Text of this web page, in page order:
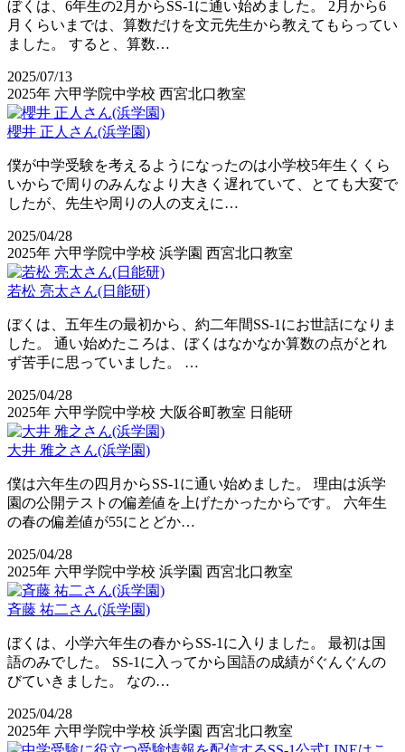
ぼくは、6年生の2月からSS-1に通い始めました。 2月から6
月くらいまでは、算数だけを文元先生から教えてもらってい
ました。 すると、算数…
2025/07/13
2025年 六甲学院中学校 西宮北口教室
櫻井 正人さん(浜学園)
僕が中学受験を考えるようになったのは小学校5年生くくら
いからで周りのみんなより大きく遅れていて、とても大変で
したが、先生や周りの人の支えに…
2025/04/28
2025年 六甲学院中学校 浜学園 西宮北口教室
若松 亮太さん(日能研)
ぼくは、五年生の最初から、約二年間SS-1にお世話になりま
した。 通い始めたころは、ぼくはなかなか算数の点がとれ
ず苦手に思っていました。 …
2025/04/28
2025年 六甲学院中学校 大阪谷町教室 日能研
大井 雅之さん(浜学園)
僕は六年生の四月からSS-1に通い始めました。 理由は浜学
園の公開テストの偏差値を上げたかったからです。 六年生
の春の偏差値が55にとどか…
2025/04/28
2025年 六甲学院中学校 浜学園 西宮北口教室
斉藤 祐二さん(浜学園)
ぼくは、小学六年生の春からSS-1に入りました。 最初は国
語のみでした。 SS-1に入ってから国語の成績がぐんぐんの
びていきました。 なの…
2025/04/28
2025年 六甲学院中学校 浜学園 西宮北口教室